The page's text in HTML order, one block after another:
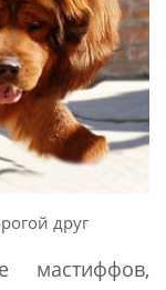
друг
мастиффов,